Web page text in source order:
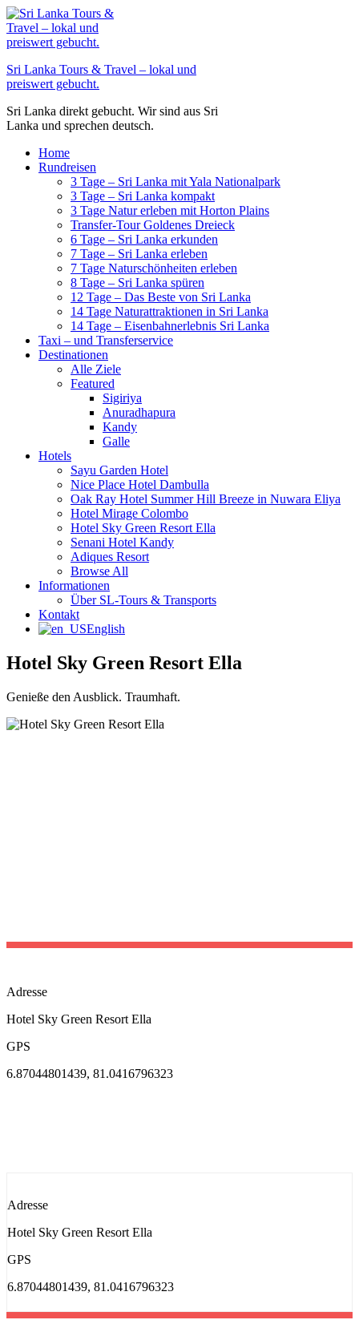
Zum
Inhalt
springen
Sri Lanka Tours & Travel – lokal und
preiswert gebucht.
Sri Lanka direkt gebucht. Wir sind aus Sri
Lanka und sprechen deutsch.
Home
Rundreisen
3 Tage – Sri Lanka mit Yala Nationalpark
3 Tage – Sri Lanka kompakt
3 Tage Natur erleben mit Horton Plains
Transfer-Tour Goldenes Dreieck
6 Tage – Sri Lanka erkunden
7 Tage – Sri Lanka erleben
7 Tage Naturschönheiten erleben
8 Tage – Sri Lanka spüren
12 Tage – Das Beste von Sri Lanka
14 Tage Naturattraktionen in Sri Lanka
14 Tage – Eisenbahnerlebnis Sri Lanka
Taxi – und Transferservice
Destinationen
Alle Ziele
Featured
Sigiriya
Anuradhapura
Kandy
Galle
Hotels
Sayu Garden Hotel
Nice Place Hotel Dambulla
Oak Ray Hotel Summer Hill Breeze in Nuwara Eliya
Hotel Mirage Colombo
Hotel Sky Green Resort Ella
Senani Hotel Kandy
Adiques Resort
Browse All
Informationen
Über SL-Tours & Transports
Kontakt
English
Hotel Sky Green Resort Ella
Genieße den Ausblick. Traumhaft.
Adresse
Hotel Sky Green Resort Ella
GPS
6.87044801439, 81.0416796323
Adresse
Hotel Sky Green Resort Ella
GPS
6.87044801439, 81.0416796323